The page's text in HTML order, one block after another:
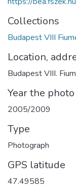
Collections
Budapest VIII
Location,
Budapest VIII.
Year the
2005/2009
Type
Photograph
GPS latitude
47.49585